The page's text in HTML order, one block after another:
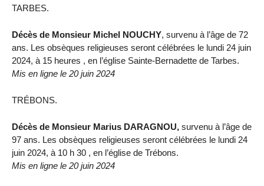
TARBES.
Décès de Monsieur Michel NOUCHY, survenu à l’âge de 72
ans. Les obsèques religieuses seront célébrées le lundi 24 juin
2024, à 15 heures , en l’église Sainte-Bernadette de Tarbes.
Mis en ligne le 20 juin 2024
TRÉBONS.
Décès de Monsieur Marius DARAGNOU, survenu à l’âge de
97 ans. Les obsèques religieuses seront célébrées le lundi 24
juin 2024, à 10 h 30 , en l’église de Trébons.
Mis en ligne le 20 juin 2024